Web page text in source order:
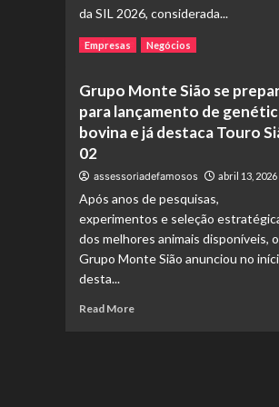
prospecção
para
atrair
Levels
e
grandes
players
da SIL 2026, considerada...
Read More Read
Sophia
Martins
lidera
Live
da
Vision
Supra
na
abertura
Empresas Negócios
Grupo Monte Sião se
para lançamento de
bovina e já destaca Touro
02
assessoriadefamosos abril 13, 2026
Após anos de pesquisas,
experimentos e seleção
dos melhores animais disponíveis, o
Grupo Monte Sião anunciou no
desta...
Read MoreRead